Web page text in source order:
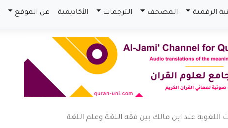
الرقمية المصحف الترجمات الأكاديمية عن الموقع
اللغوية عند ابن مالك بين فقه اللغة وعلم اللغة